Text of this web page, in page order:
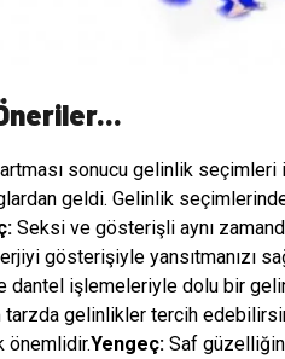
sonucu gelinlik
geldi. Gelinlik
Seksi ve gösterişli aynı
gösterişiyle yansıtmanızı
dantel işlemeleriyle dolu bir
gelinlikler tercih
önemlidir.Yengeç: Saf